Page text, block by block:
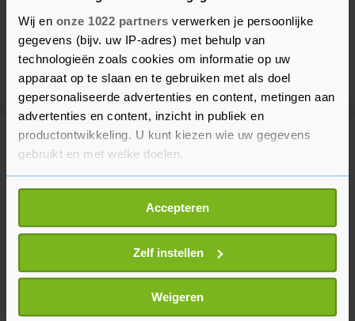
Wij en onze 1022 partners verwerken je persoonlijke
gegevens (bijv. uw IP-adres) met behulp van
technologieën zoals cookies om informatie op uw
apparaat op te slaan en te gebruiken met als doel
gepersonaliseerde advertenties en content, metingen aan
advertenties en content, inzicht in publiek en
productontwikkeling. U kunt kiezen wie uw gegevens
gebruikt en met welke doelen.
Als u het toestaat, willen we ook graag:
Informatie verzamelen over uw geografische
locatie, die tot een paar meter nauwkeurig kan zijn
Uw apparaat identificeren door het actief te
scannen op specifieke eigenschappen (fingerprinting)
Lees meer over hoe uw persoonlijke gegevens worden
verwerkt en stel uw voorkeuren in het
Accepteren
Zelf instellen
Weigeren
Meer uit Sport
plek in Tour op Mont Ventoux
2 uur geleden
Niewiadoma 'sprakeloos' na
etappezege op Mont Ventoux